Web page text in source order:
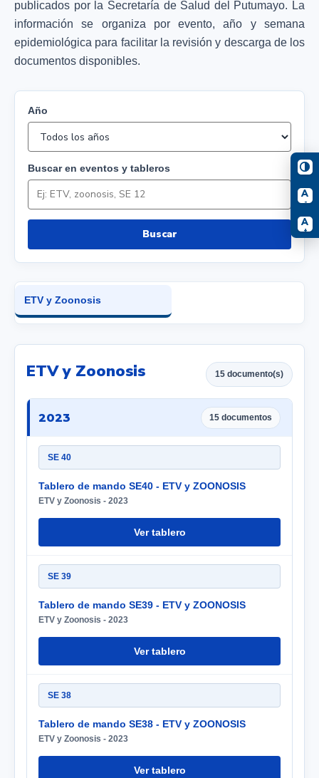
A
-
A
+
publicados por la Secretaría de Salud del Putumayo. La
información se organiza por evento, año y semana
epidemiológica para facilitar la revisión y descarga de los
documentos disponibles.
Año
Buscar en eventos y tableros
Buscar
ETV y Zoonosis
ETV y Zoonosis 15 documento(s)
2023 15 documentos
SE 40
Tablero de mando SE40 - ETV y ZOONOSIS
ETV y Zoonosis - 2023
Ver tablero
SE 39
Tablero de mando SE39 - ETV y ZOONOSIS
ETV y Zoonosis - 2023
Ver tablero
SE 38
Tablero de mando SE38 - ETV y ZOONOSIS
ETV y Zoonosis - 2023
Ver tablero